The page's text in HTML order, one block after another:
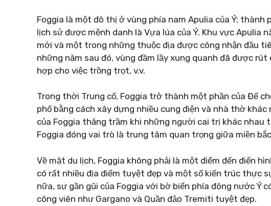
Foggia là một đô thị ở vùng phía nam Apulia của Ý; thành
lịch sử được mệnh danh là Vựa lúa của Ý. Khu vực Apulia
mới và một trong những thuộc địa được công nhận đầu
những năm sau đó, vùng đầm lầy xung quanh đã được
hợp cho việc trồng trọt, v.v.
Trong thời Trung cổ, Foggia trở thành một phần của Đế
phố bằng cách xây dựng nhiều cung điện và nhà thờ
của Foggia thăng trầm khi những người cai trị khác nhau
Foggia đóng vai trò là trung tâm quan trọng giữa miền
Về mặt du lịch, Foggia không phải là một điểm đến điển
có rất nhiều địa điểm tuyệt đẹp và một số kiến ​​trúc thực
nữa, sự gần gũi của Foggia với bờ biển phía đông nước Ý
công viên như Gargano và Quần đảo Tremiti tuyệt đẹp.